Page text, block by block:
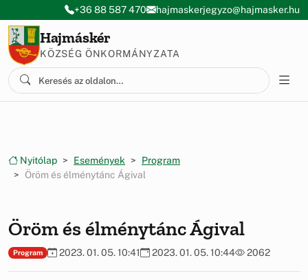
Ugrás a menüre
Ugrás a tartalomra
+36 88 587 470 hajmaskerjegyzo@hajmasker.hu
Hajmáskér
KÖZSÉG ÖNKORMÁNYZATA
Nyitólap Események
Program
Öröm és élménytánc Ágival
Öröm és élménytánc Ágival
Program 2023. 01. 05. 10:41 2023. 01. 05. 10:44 2062